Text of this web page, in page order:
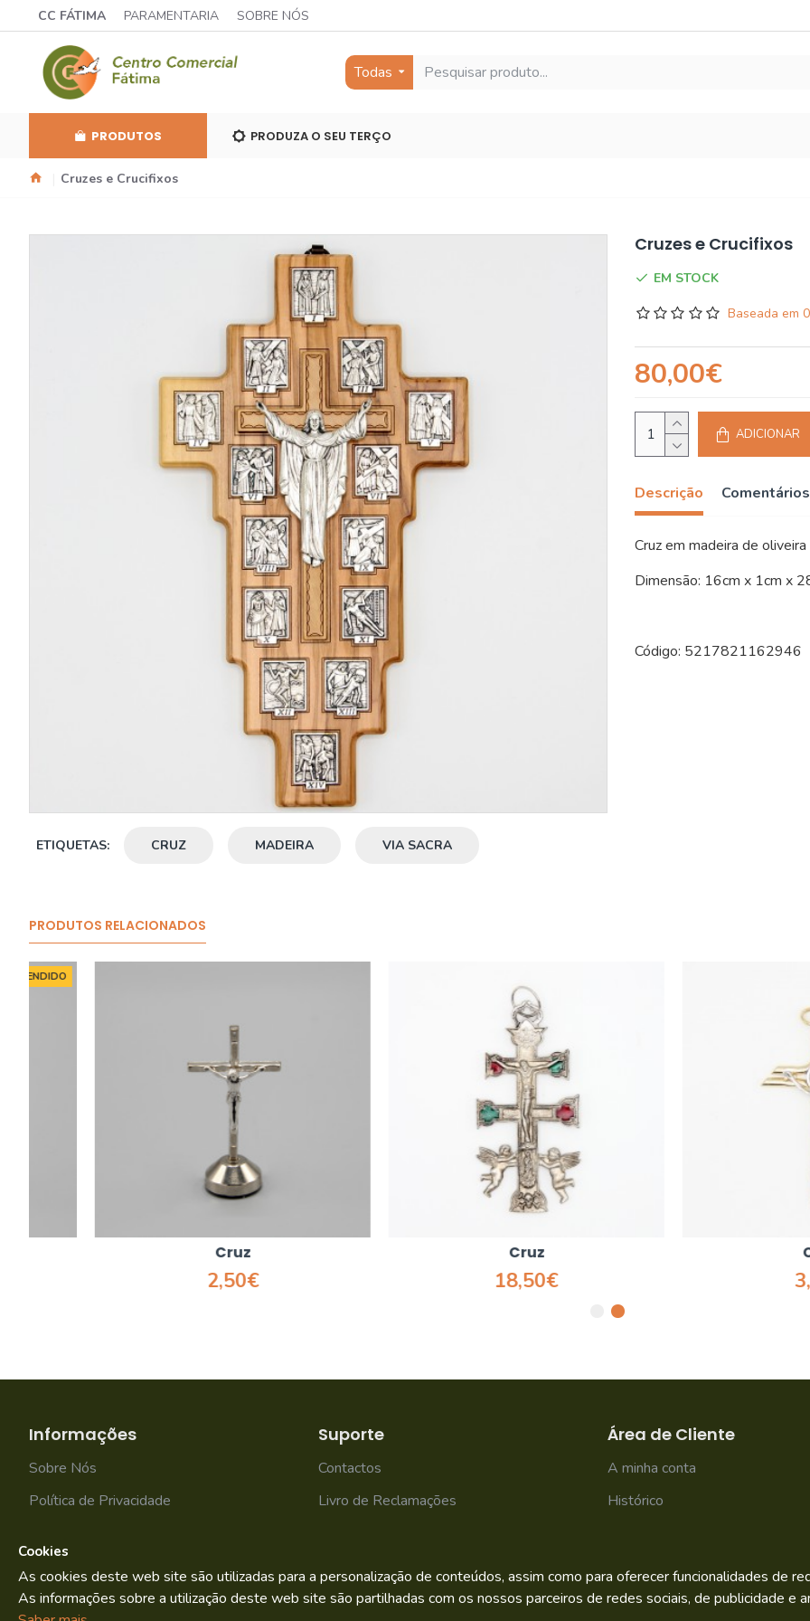
CC FÁTIMA PARAMENTARIA SOBRE NÓS
Todas
PRODUTOS PRODUZA O SEU TERÇO
Cruzes e Crucifixos
ETIQUETAS: CRUZ MADEIRA VIA SACRA
Cruzes e Crucifixos
EM STOCK
Baseada em
80,00€
ADICIONAR
Descrição Comentários
Cruz em madeira de
Dimensão: 16cm x 1cm x
Código: 5217821162946
PRODUTOS RELACIONADOS
Informações
Sobre Nós
Política de Privacidade
Suporte
Contactos
Livro de Reclamações
Área de Cliente
A minha conta
Histórico
Copyright © 2022. By
Cookies
As cookies deste web site são utilizadas para a personalização de conteúdos, assim como para oferecer funcionalidades de
As informações sobre a utilização deste web site são partilhadas com os nossos parceiros de redes sociais, de publicidade e